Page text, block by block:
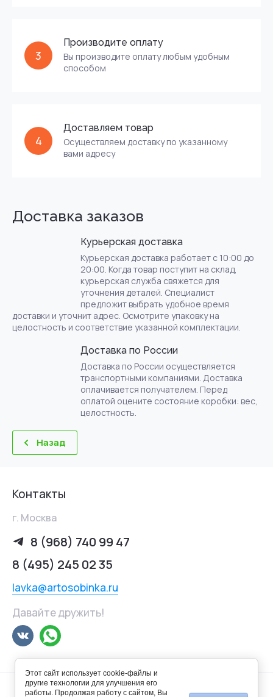
3
Производите оплату
Вы производите оплату любым удобным
способом
4
Доставляем товар
Осуществляем доставку по указанному
вами адресу
Доставка заказов
Курьерская доставка
Курьерская доставка работает с 10:00 до
20:00. Когда товар поступит на склад,
курьерская служба свяжется для
уточнения деталей. Специалист
предложит выбрать удобное время
доставки и уточнит адрес. Осмотрите упаковку на
целостность и соответствие указанной комплектации.
Доставка по России
Доставка по России осуществляется
транспортными компаниями. Доставка
оплачивается получателем. Перед
оплатой оцените состояние коробки: вес,
целостность.
Назад
Контакты
г. Москва
8 (968) 740 99 47
8 (495) 245 02 35
lavka@artosobinka.ru
Давайте дружить!
Этот сайт использует cookie-файлы и
другие технологии для улучшения его
работы. Продолжая работу с сайтом, Вы